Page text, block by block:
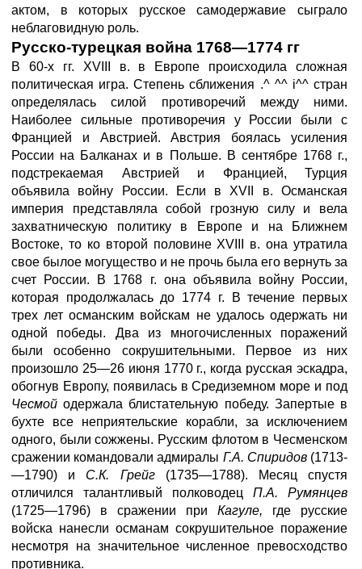
актом, в которых русское самодержавие сыграло
неблаговидную роль.
Русско-турецкая война 1768—1774 гг
В 60-х гг. XVIII в. в Европе происходила сложная
политическая игра. Степень сближения .^ ^^ i^^ стран
определялась силой противоречий между ними.
Наиболее сильные противоречия у России были с
Францией и Австрией. Австрия боялась усиления
России на Балканах и в Польше. В сентябре 1768 г.,
подстрекаемая Австрией и Францией, Турция
объявила войну России. Если в XVII в. Османская
империя представляла собой грозную силу и вела
захватническую политику в Европе и на Ближнем
Востоке, то ко второй половине XVIII в. она утратила
свое былое могущество и не прочь была его вернуть за
счет России. В 1768 г. она объявила войну России,
которая продолжалась до 1774 г. В течение первых
трех лет османским войскам не удалось одержать ни
одной победы. Два из многочисленных поражений
были особенно сокрушительными. Первое из них
произошло 25—26 июня 1770 г., когда русская эскадра,
обогнув Европу, появилась в Средиземном море и под
Чесмойодержала блистательную победу. Запертые в
бухте все неприятельские корабли, за исключением
одного, были сожжены. Русским флотом в Чесменском
сражении командовали адмиралы Г.А. Спиридов (1713-
—1790) и С.К. Грейг (1735—1788). Месяц спустя
отличился талантливый полководец П.А. Румянцев
(1725—1796) в сражении при Кагуле, где русские
войска нанесли османам сокрушительное поражение
несмотря на значительное численное превосходство
противника.